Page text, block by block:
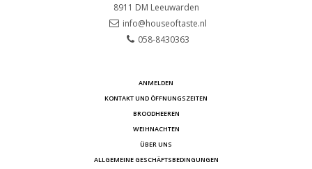
8911 DM Leeuwarden
info@houseoftaste.nl
058-8430363
ANMELDEN
KONTAKT UND ÖFFNUNGSZEITEN
BROODHEEREN
WEIHNACHTEN
ÜBER UNS
ALLGEMEINE GESCHÄFTSBEDINGUNGEN